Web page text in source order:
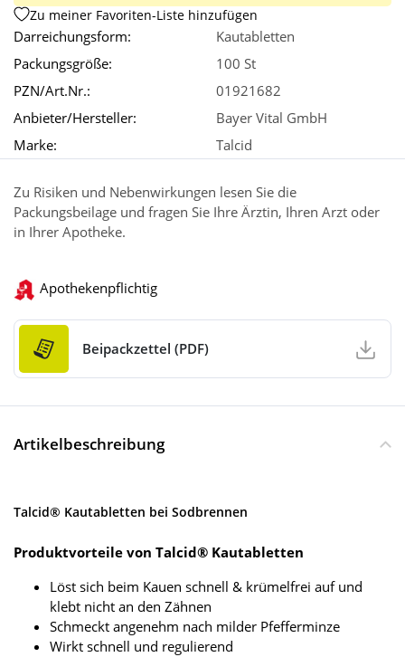
Zu meiner Favoriten-Liste hinzufügen
Darreichungsform:
Kautabletten
Packungsgröße:
100 St
PZN/Art.Nr.:
01921682
Anbieter/Hersteller:
Bayer Vital GmbH
Marke:
Talcid
Zu Risiken und Nebenwirkungen lesen Sie die
Packungsbeilage und fragen Sie Ihre Ärztin, Ihren Arzt oder
in Ihrer Apotheke.
Apothekenpflichtig
Beipackzettel (PDF)
Artikelbeschreibung
Talcid® Kautabletten bei Sodbrennen
Produktvorteile von Talcid® Kautabletten
Löst sich beim Kauen schnell & krümelfrei auf und
klebt nicht an den Zähnen
Schmeckt angenehm nach milder Pfefferminze
Wirkt schnell und regulierend